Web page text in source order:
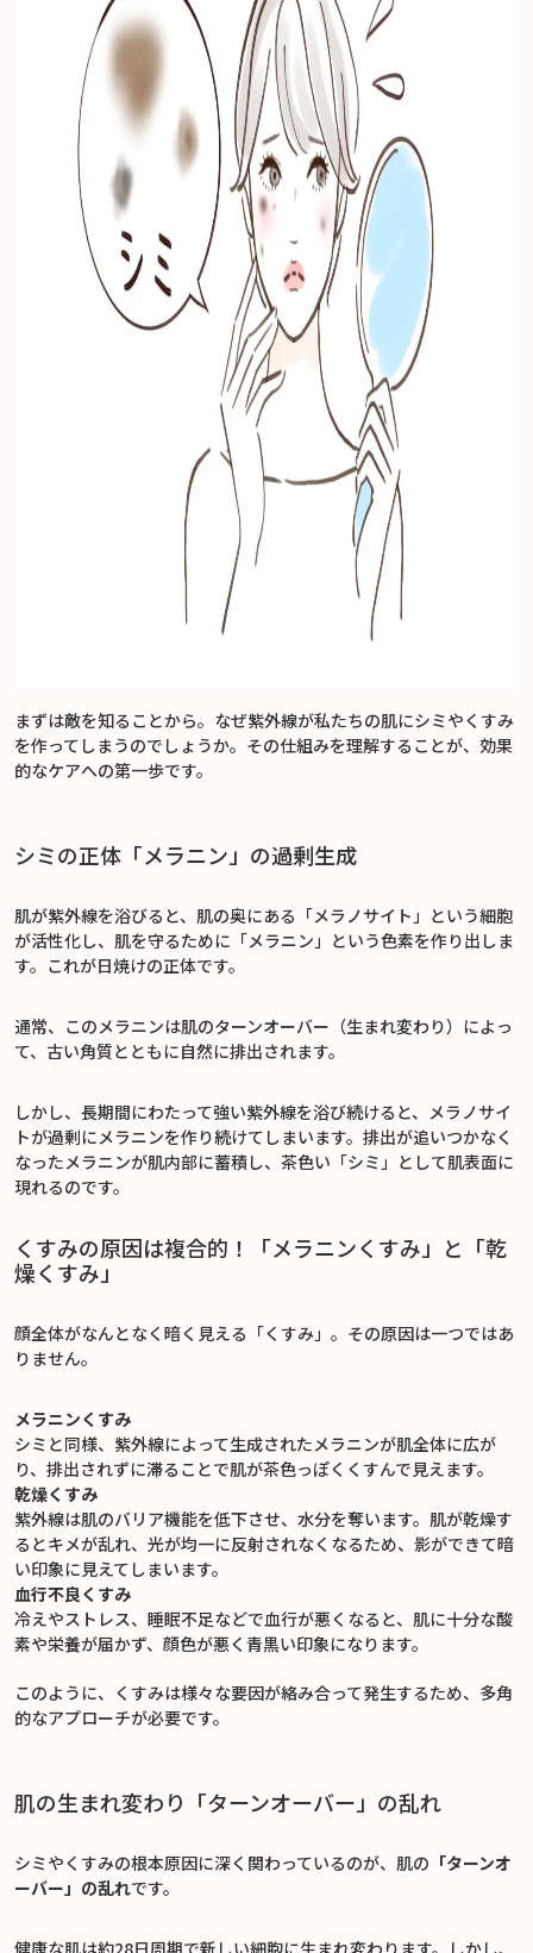
まずは敵を知ることから。なぜ紫外線が私たちの肌にシミやくすみ
を作ってしまうのでしょうか。その仕組みを理解することが、効果
的なケアへの第一歩です。
シミの正体「メラニン」の過剰生成
肌が紫外線を浴びると、肌の奥にある「メラノサイト」という細胞
が活性化し、肌を守るために「メラニン」という色素を作り出しま
す。これが日焼けの正体です。
通常、このメラニンは肌のターンオーバー（生まれ変わり）によっ
て、古い角質とともに自然に排出されます。
しかし、長期間にわたって強い紫外線を浴び続けると、メラノサイ
トが過剰にメラニンを作り続けてしまいます。排出が追いつかなく
なったメラニンが肌内部に蓄積し、茶色い「シミ」として肌表面に
現れるのです。
くすみの原因は複合的！「メラニンくすみ」と「乾
燥くすみ」
顔全体がなんとなく暗く見える「くすみ」。その原因は一つではあ
りません。
メラニンくすみ
シミと同様、紫外線によって生成されたメラニンが肌全体に広が
り、排出されずに滞ることで肌が茶色っぽくくすんで見えます。
乾燥くすみ
紫外線は肌のバリア機能を低下させ、水分を奪います。肌が乾燥す
るとキメが乱れ、光が均一に反射されなくなるため、影ができて暗
い印象に見えてしまいます。
血行不良くすみ
冷えやストレス、睡眠不足などで血行が悪くなると、肌に十分な酸
素や栄養が届かず、顔色が悪く青黒い印象になります。
このように、くすみは様々な要因が絡み合って発生するため、多角
的なアプローチが必要です。
肌の生まれ変わり「ターンオーバー」の乱れ
シミやくすみの根本原因に深く関わっているのが、肌の 「ターンオ
ーバー」の乱れです。
健康な肌は約28日周期で新しい細胞に生まれ変わります。しかし、